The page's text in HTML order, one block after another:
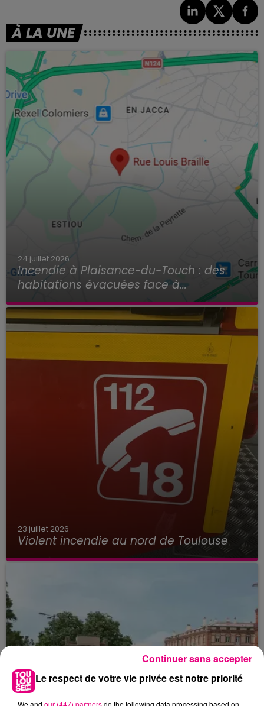
À LA UNE
24 juillet 2026
Incendie à Plaisance-du-Touch : des
habitations évacuées face à...
23 juillet 2026
Violent incendie au nord de Toulouse
Le respect de votre vie privée est notre priorité
We and our (447) partnersdo the following data processing based on
Continuer sans accepter